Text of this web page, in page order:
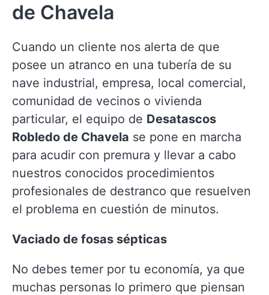
de Chavela
Cuando un cliente nos alerta de que
posee un atranco en una tubería de su
nave industrial, empresa, local comercial,
comunidad de vecinos o vivienda
particular, el equipo de Desatascos
Robledo de Chavela se pone en marcha
para acudir con premura y llevar a cabo
nuestros conocidos procedimientos
profesionales de destranco que resuelven
el problema en cuestión de minutos.
Vaciado de fosas sépticas
No debes temer por tu economía, ya que
muchas personas lo primero que piensan